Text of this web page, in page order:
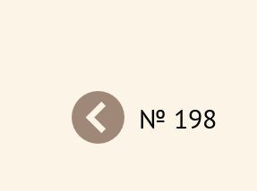
next№ 198